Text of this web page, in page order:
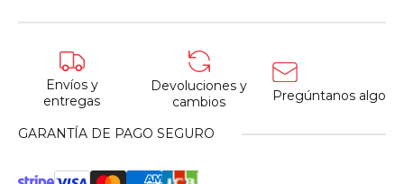
Envíos y
entregas
Devoluciones y
cambios
Pregúntanos algo
GARANTÍA DE PAGO SEGURO